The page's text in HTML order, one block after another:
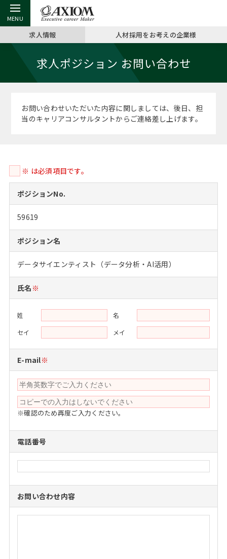
戻る
アクシアムの特長 ミッシ
コンサ
サービス案内
お申し
キャリ
戻る
キャリア支援 TOP
キャリアデザイン講座
（最新求人市場動向）
キャリ
MBAの
おわり
MBAの転職事例
MBAからのFAQ
MBA留学生数の推移
MBA留
日本か
インターン受入企業一覧
MBAを生かす求人特集
年齢と年収の相関図
戻る
転職ツール TOP
英文レジュメの書き方
英文レ
パワー
よくある面接Q&A集
外資系／面接攻略のコツ
戻る
転職コラム TOP
“展”職相談室
転職成功への4つの鍵
キャリアに効く一冊
注目企業インタビュー
戻る
イベント・セミナー TOP
ジョブフェア
キャリアフォーラム
プロ経営者の特別セミナー
Career Talk Live
戻る
会社概要 TOP
沿革
採用情報
パブリシティ
ニュースリリース
求人情報 人材採用をお考えの企業様
求人ポジション お問い合わせ
お問い合わせいただいた内容に関しましては、後日、担
当のキャリアコンサルタントからご連絡差し上げます。
※ は必須項目です。
ポジションNo.
59619
ポジション名
データサイエンティスト（データ分析・AI活用）
氏名 ※
姓
名
セイ
メイ
E-mail※
※確認のため再度ご入力ください。
電話番号
お問い合わせ内容